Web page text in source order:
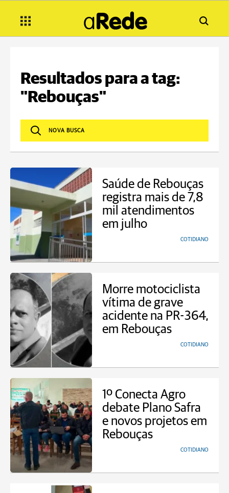
Resultados para a tag:
"Rebouças"
Saúde de Rebouças
registra mais de 7,8
mil atendimentos
em julho
COTIDIANO
Morre motociclista
vítima de grave
acidente na PR-364,
em Rebouças
COTIDIANO
1º Conecta Agro
debate Plano Safra
e novos projetos em
Rebouças
COTIDIANO